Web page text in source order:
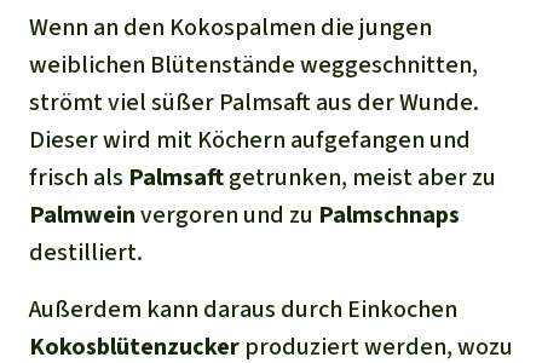
Wenn an den Kokospalmen die jungen
weiblichen Blütenstände weggeschnitten,
strömt viel süßer Palmsaft aus der Wunde.
Dieser wird mit Köchern aufgefangen und
frisch als Palmsaftgetrunken, meist aber zu
Palmweinvergoren und zu Palmschnaps
destilliert.
Außerdem kann daraus durch Einkochen
Kokosblütenzucker produziert werden, wozu